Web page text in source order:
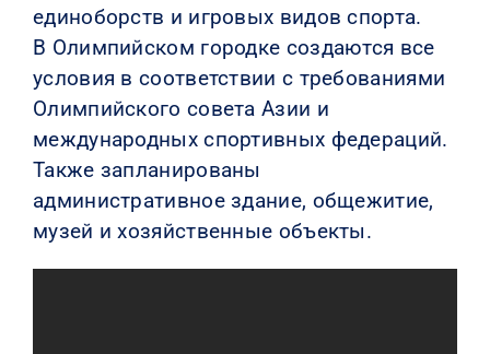
единоборств и игровых видов спорта.
В Олимпийском городке создаются все
условия в соответствии с требованиями
Олимпийского совета Азии и
международных спортивных федераций.
Также запланированы
административное здание, общежитие,
музей и хозяйственные объекты.